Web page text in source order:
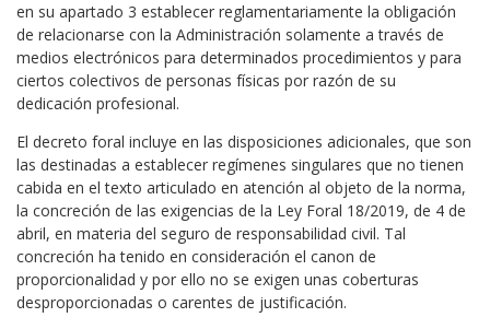
en su apartado 3 establecer reglamentariamente la obligación
de relacionarse con la Administración solamente a través de
medios electrónicos para determinados procedimientos y para
ciertos colectivos de personas físicas por razón de su
dedicación profesional.
El decreto foral incluye en las disposiciones adicionales, que son
las destinadas a establecer regímenes singulares que no tienen
cabida en el texto articulado en atención al objeto de la norma,
la concreción de las exigencias de la Ley Foral 18/2019, de 4 de
abril, en materia del seguro de responsabilidad civil. Tal
concreción ha tenido en consideración el canon de
proporcionalidad y por ello no se exigen unas coberturas
desproporcionadas o carentes de justificación.